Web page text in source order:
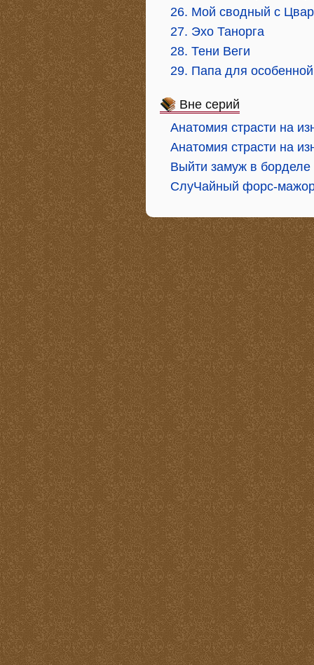
26. Мой сводный с
27. Эхо Танорга
28. Тени Веги
29. Папа для особенной
Вне серий
Анатомия страсти на
Анатомия страсти на
Выйти замуж в борделе
СлуЧайный форс-